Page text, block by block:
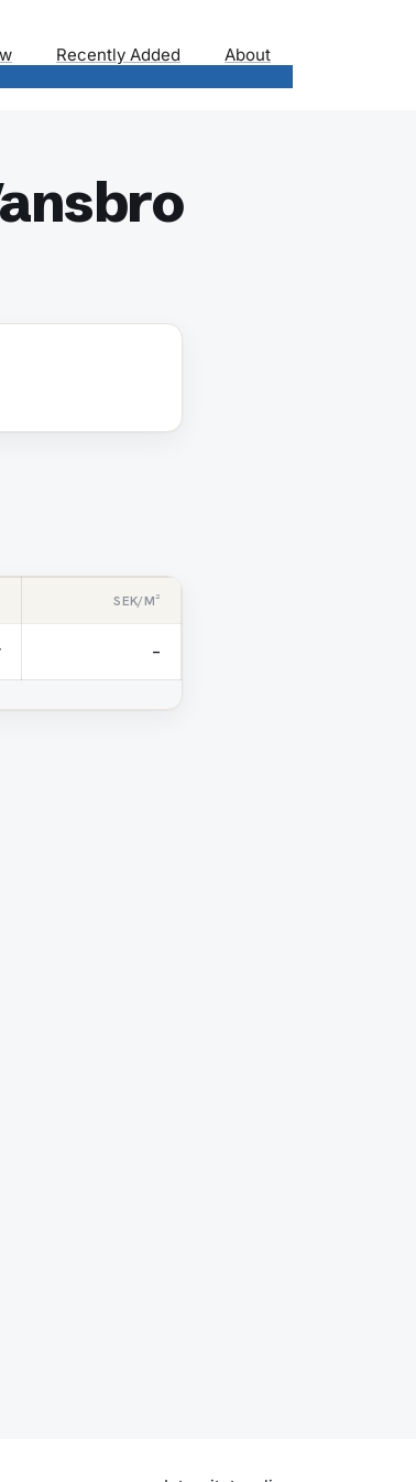
Recently Added About
SEK/M²
–